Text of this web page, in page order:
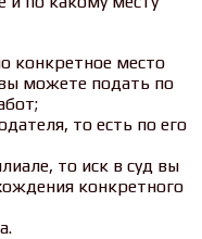
конкретное место
можете подать по
то есть по его
то иск в суд вы
конкретного